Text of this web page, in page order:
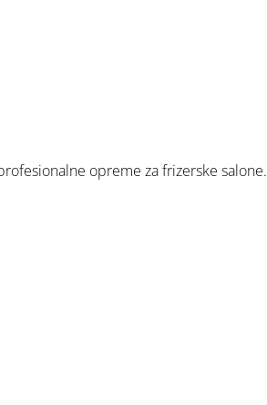
opreme za frizerske salone.